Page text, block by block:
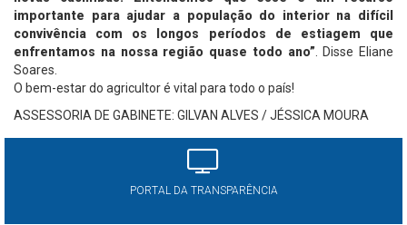
importante para ajudar a população do interior na difícil
convivência com os longos períodos de estiagem que
enfrentamos na nossa região quase todo ano”. Disse Eliane
Soares.
O bem-estar do agricultor é vital para todo o país!
ASSESSORIA DE GABINETE: GILVAN ALVES / JÉSSICA MOURA
PORTAL DA TRANSPARÊNCIA